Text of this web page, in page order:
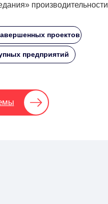
производительности
проектов
предприятий